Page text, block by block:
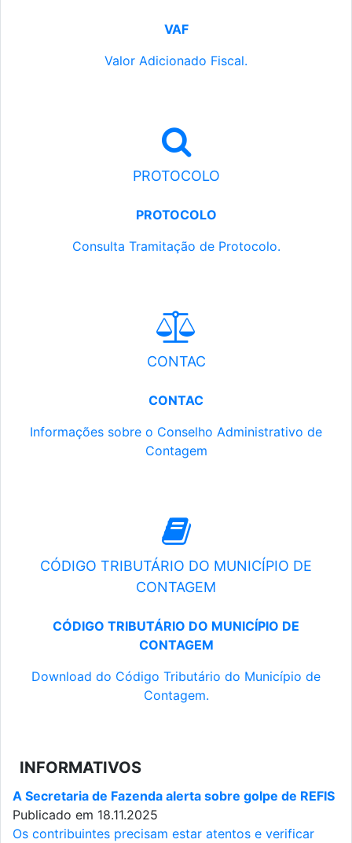
VAF
Valor Adicionado Fiscal.
PROTOCOLO
PROTOCOLO
Consulta Tramitação de Protocolo.
CONTAC
CONTAC
Informações sobre o Conselho Administrativo de
Contagem
CÓDIGO TRIBUTÁRIO DO MUNICÍPIO DE
CONTAGEM
CÓDIGO TRIBUTÁRIO DO MUNICÍPIO DE
CONTAGEM
Download do Código Tributário do Município de
Contagem.
INFORMATIVOS
A Secretaria de Fazenda alerta sobre golpe de REFIS
Publicado em 18.11.2025
Os contribuintes precisam estar atentos e verificar